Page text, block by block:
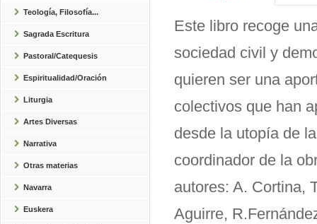
Teología, Filosofía...
Sagrada Escritura
Pastoral/Catequesis
Espiritualidad/Oración
Liturgia
Artes Diversas
Narrativa
Otras materias
Navarra
Euskera
Este libro recoge
sociedad civil y
quieren ser una
colectivos que han
desde la utopía de
coordinador de la
autores: A. Cortina,
Aguirre,